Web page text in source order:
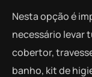
Nesta opção é
necessário levar
cobertor,
banho, kit de